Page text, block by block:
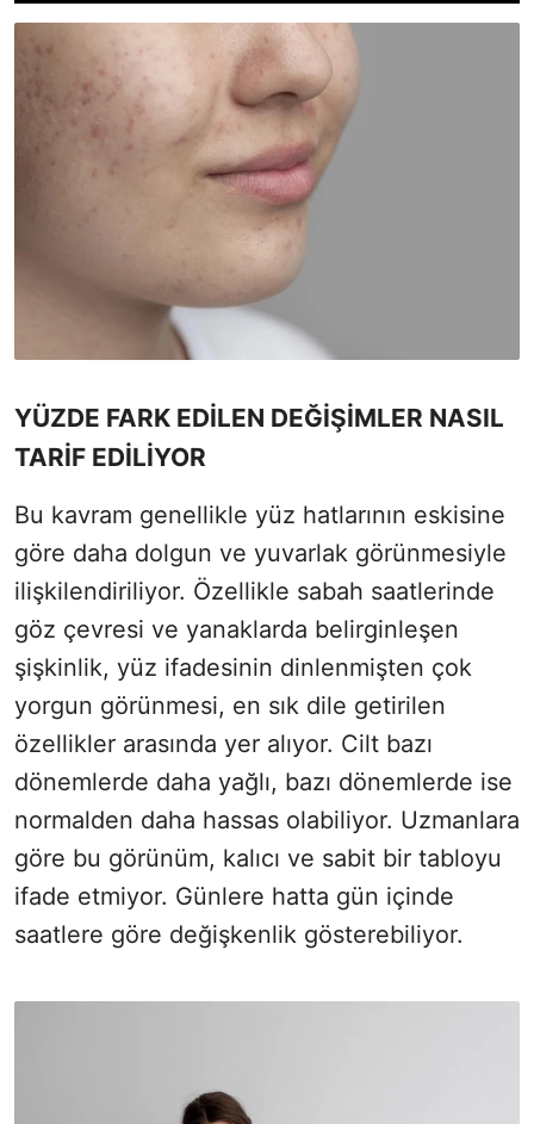
YÜZDE FARK EDİLEN DEĞİŞİMLER NASIL
TARİF EDİLİYOR
Bu kavram genellikle yüz hatlarının eskisine
göre daha dolgun ve yuvarlak görünmesiyle
ilişkilendiriliyor. Özellikle sabah saatlerinde
göz çevresi ve yanaklarda belirginleşen
şişkinlik, yüz ifadesinin dinlenmişten çok
yorgun görünmesi, en sık dile getirilen
özellikler arasında yer alıyor. Cilt bazı
dönemlerde daha yağlı, bazı dönemlerde ise
normalden daha hassas olabiliyor. Uzmanlara
göre bu görünüm, kalıcı ve sabit bir tabloyu
ifade etmiyor. Günlere hatta gün içinde
saatlere göre değişkenlik gösterebiliyor.